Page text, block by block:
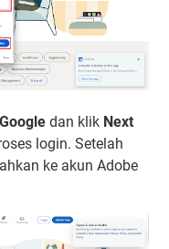
dan klik Next
login. Setelah
ke akun Adobe